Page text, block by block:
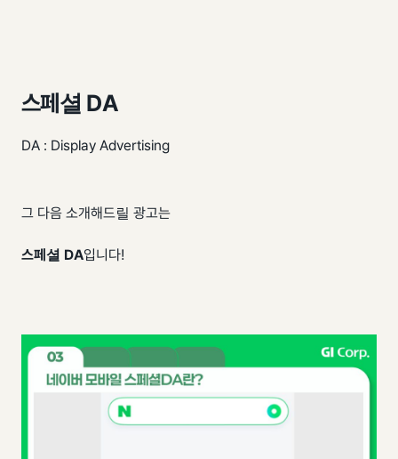
스페셜 DA
DA : Display Advertising
그 다음 소개해드릴 광고는
스페셜 DA입니다!